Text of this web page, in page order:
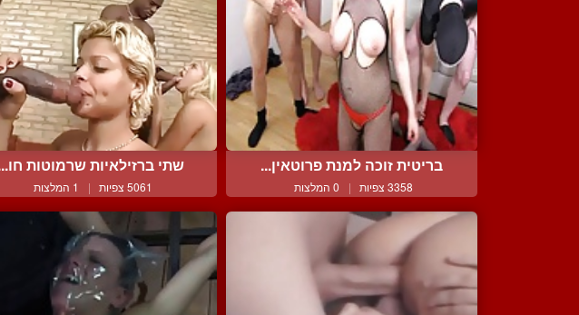
בריטית זוכה למנת פרוטאין...
3358 צפיות | 0 המלצות
שתי ברזילאיות שרמוטות
5061 צפיות | 1 המלצות